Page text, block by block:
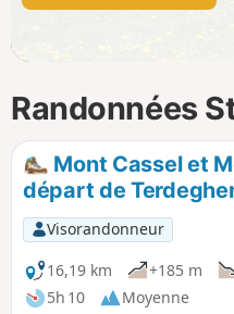
Randonnées
Mont Cassel et
départ de
Visorandonneur
16,19 km
+185 m
5h 10
Moyenne